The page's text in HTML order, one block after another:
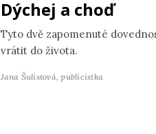
Dýchej a choď
Tyto dvě zapomenuté
vrátit do života.
Jana Šulistová,publicistka